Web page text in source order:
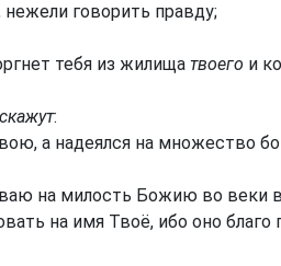
говорить правду;
тебя из жилища твоего и
:
а надеялся на множество
на милость Божию во веки
на имя Твоё, ибо оно благо